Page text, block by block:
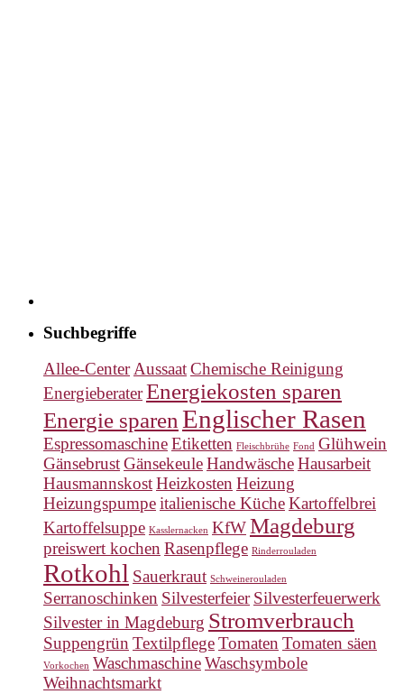
Suchbegriffe
Allee-CenterAussaatChemische Reinigung
EnergieberaterEnergiekosten sparen
Energie sparen Englischer Rasen
EspressomaschineEtiketten Fleischbrühe Fond Glühwein
GänsebrustGänsekeuleHandwäscheHausarbeit
HausmannskostHeizkosten Heizung
Heizungspumpeitalienische KücheKartoffelbrei
Kartoffelsuppe Kasslernacken KfWMagdeburg
preiswert kochen Rasenpflege Rinderrouladen
Rotkohl Sauerkraut Schweinerouladen
Serranoschinken Silvesterfeier Silvesterfeuerwerk
Silvester in Magdeburg Stromverbrauch
Suppengrün TextilpflegeTomaten Tomaten säen
Vorkochen WaschmaschineWaschsymbole
Weihnachtsmarkt